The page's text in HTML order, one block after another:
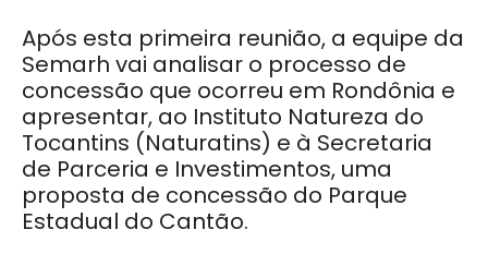
Após esta primeira reunião, a equipe da
Semarh vai analisar o processo de
concessão que ocorreu em Rondônia e
apresentar, ao Instituto Natureza do
Tocantins (Naturatins) e à Secretaria
de Parceria e Investimentos, uma
proposta de concessão do Parque
Estadual do Cantão.